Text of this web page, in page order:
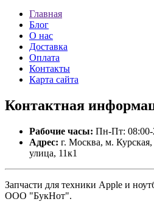
Главная
Блог
О нас
Доставка
Оплата
Контакты
Карта сайта
Контактная
Рабочие часы: Пн-Пт: 08:00-
Адрес: г. Москва, м.
улица, 11к1
Запчасти для техники Apple и
ООО "БукНот".